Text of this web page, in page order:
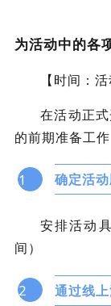
为活动中的各
【时间：
在活动正
的前期准备工
1 确定活
安排活动
间）
2 通过线